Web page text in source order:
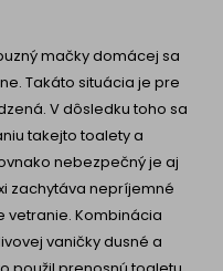
mačky domácej sa
Takáto situácia je pre
V dôsledku toho sa
takejto toalety a
nebezpečný je aj
zachytáva nepríjemné
vetranie. Kombinácia
vaničky dusné a